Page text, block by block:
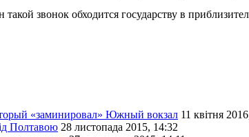
звонок обходится государству в
«заминировал» Южный вокзал 11 квітня
Полтавою 28 листопада 2015, 14:32